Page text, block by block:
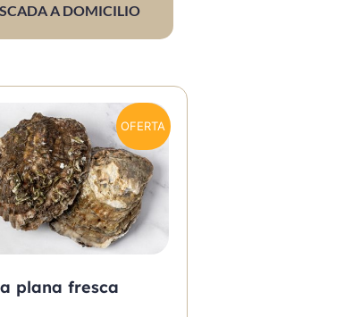
A DOMICILIO
OFERTA
plana fresca